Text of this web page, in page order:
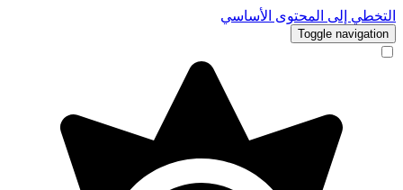
التخطي إلى المحتوى الأساسي
Toggle navigation